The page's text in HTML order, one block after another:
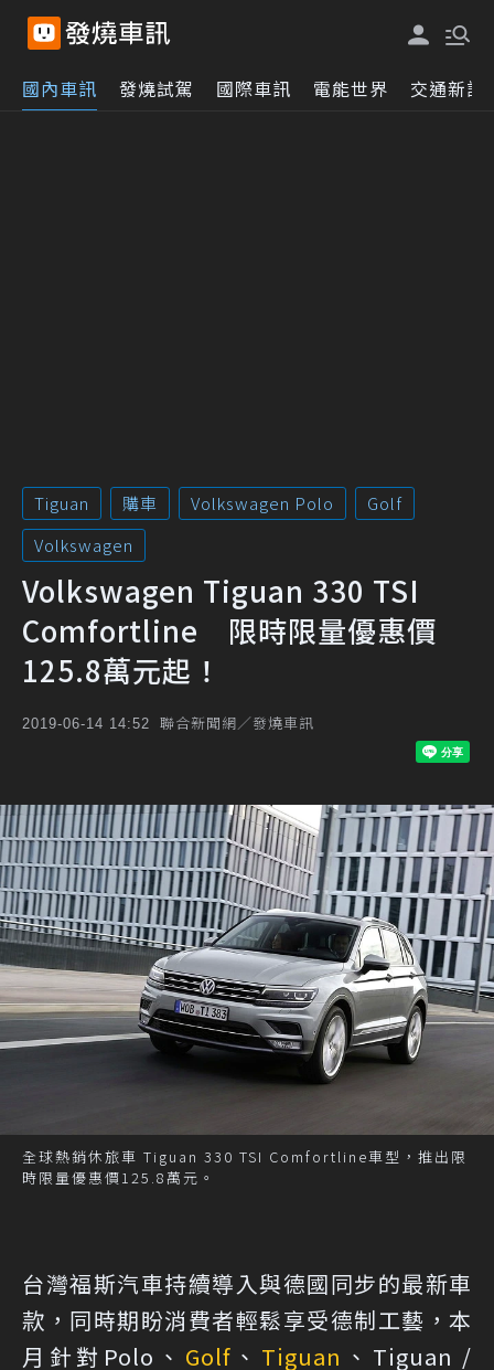
國內車訊 發燒試駕 國際車訊 電能世界 交通新訊
Tiguan 購車 Volkswagen Polo
Golf
Volkswagen
Volkswagen Tiguan 330 TSI
Comfortline 限時限量優惠價
125.8萬元起！
2019-06-14 14:52 聯合新聞網／發燒車訊
全球熱銷休旅車 Tiguan 330 TSI Comfortline車型，推出限
時限量優惠價125.8萬元。
台灣福斯汽車持續導入與德國同步的最新車
款，同時期盼消費者輕鬆享受德制工藝，本
月針對Polo、 Golf、 Tiguan 、Tiguan /